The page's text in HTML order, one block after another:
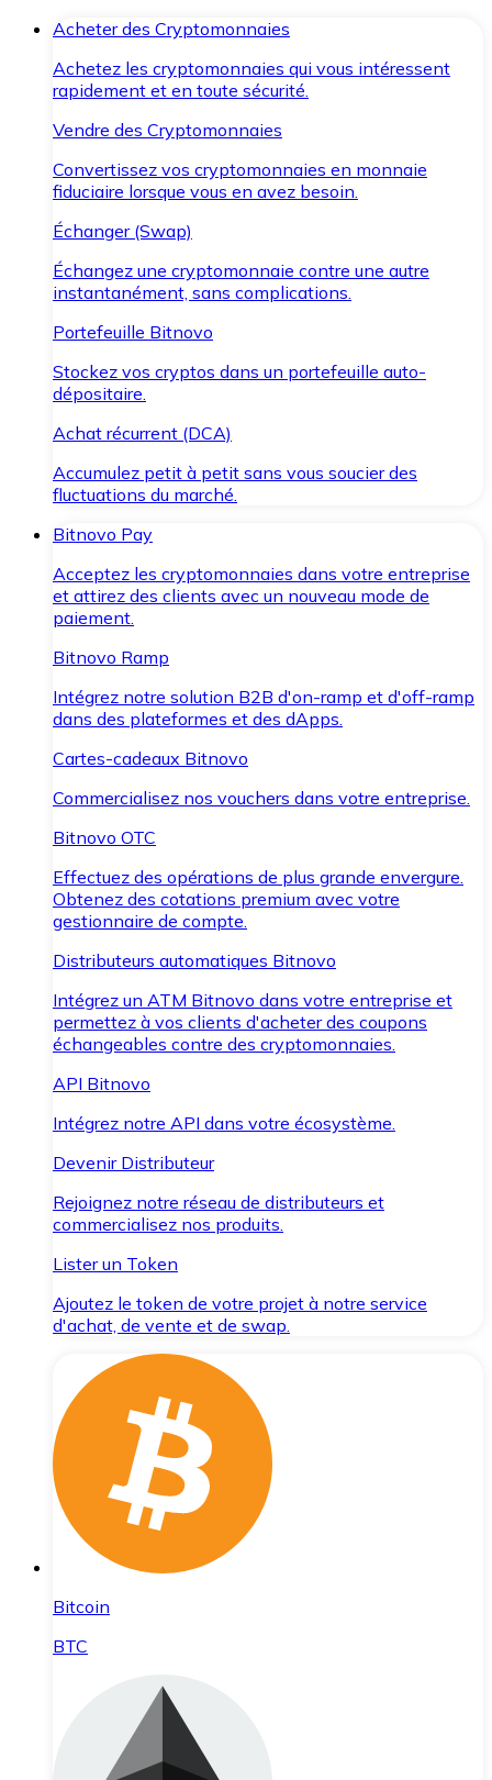
Acheter des Cryptomonnaies
Achetez les cryptomonnaies qui vous intéressent
rapidement et en toute sécurité.
Vendre des Cryptomonnaies
Convertissez vos cryptomonnaies en monnaie
fiduciaire lorsque vous en avez besoin.
Échanger (Swap)
Échangez une cryptomonnaie contre une autre
instantanément, sans complications.
Portefeuille Bitnovo
Stockez vos cryptos dans un portefeuille auto-
dépositaire.
Achat récurrent (DCA)
Accumulez petit à petit sans vous soucier des
fluctuations du marché.
Bitnovo Pay
Acceptez les cryptomonnaies dans votre entreprise
et attirez des clients avec un nouveau mode de
paiement.
Bitnovo Ramp
Intégrez notre solution B2B d'on-ramp et d'off-ramp
dans des plateformes et des dApps.
Cartes-cadeaux Bitnovo
Commercialisez nos vouchers dans votre entreprise.
Bitnovo OTC
Effectuez des opérations de plus grande envergure.
Obtenez des cotations premium avec votre
gestionnaire de compte.
Distributeurs automatiques Bitnovo
Intégrez un ATM Bitnovo dans votre entreprise et
permettez à vos clients d'acheter des coupons
échangeables contre des cryptomonnaies.
API Bitnovo
Intégrez notre API dans votre écosystème.
Devenir Distributeur
Rejoignez notre réseau de distributeurs et
commercialisez nos produits.
Lister un Token
Ajoutez le token de votre projet à notre service
d'achat, de vente et de swap.
Bitcoin
BTC